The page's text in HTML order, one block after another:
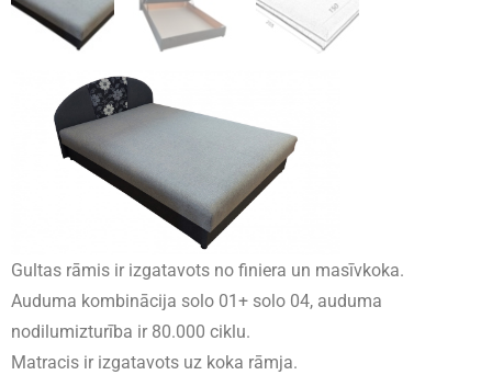
Gultas rāmis ir izgatavots no finiera un masīvkoka.
Auduma kombinācija solo 01+ solo 04, auduma
nodilumizturība ir 80.000 ciklu.
Matracis ir izgatavots uz koka rāmja.